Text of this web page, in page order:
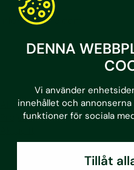
DENNA
Vi använder
innehållet och
funktioner för sociala
Tillåt
info@sustera.com
LinkedIn
Facebook
Instagram
Youtube
Alla tjänster
Projekt